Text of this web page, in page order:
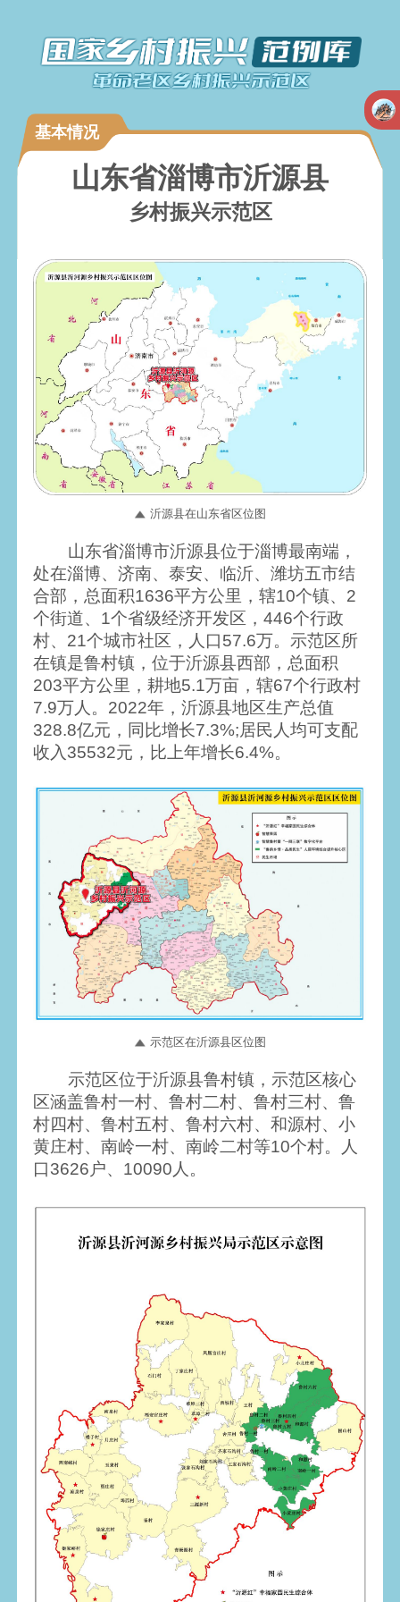
基本情况
山东省淄博市沂源县
乡村振兴示范区
沂源县在山东省区位图
山东省淄博市沂源县位于淄博最南端，
处在淄博、济南、泰安、临沂、潍坊五市结
合部，总面积1636平方公里，辖10个镇、2
个街道、1个省级经济开发区，446个行政
村、21个城市社区，人口57.6万。示范区所
在镇是鲁村镇，位于沂源县西部，总面积
203平方公里，耕地5.1万亩，辖67个行政村
7.9万人。2022年，沂源县地区生产总值
328.8亿元，同比增长7.3%;居民人均可支配
收入35532元，比上年增长6.4%。
示范区在沂源县区位图
示范区位于沂源县鲁村镇，示范区核心
区涵盖鲁村一村、鲁村二村、鲁村三村、鲁
村四村、鲁村五村、鲁村六村、和源村、小
黄庄村、南岭一村、南岭二村等10个村。人
口3626户、10090人。